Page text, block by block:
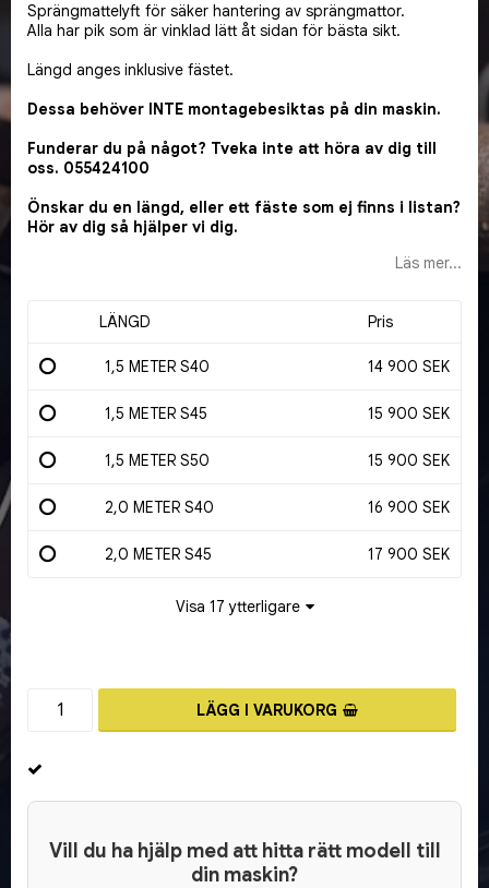
Sprängmattelyft för säker hantering av sprängmattor.
Alla har pik som är vinklad lätt åt sidan för bästa sikt.
Längd anges inklusive fästet.
Dessa behöver INTE montagebesiktas på din maskin.
Funderar du på något? Tveka inte att höra av dig till
oss. 055424100
Önskar du en längd, eller ett fäste som ej finns i listan?
Hör av dig så hjälper vi dig.
Läs mer...
LÄNGD Pris
1,5 METER S40 14 900 SEK
1,5 METER S45 15 900 SEK
1,5 METER S50 15 900 SEK
2,0 METER S40 16 900 SEK
2,0 METER S45 17 900 SEK
Visa 17 ytterligare
LÄGG I VARUKORG
Vill du ha hjälp med att hitta rätt modell till
din maskin?